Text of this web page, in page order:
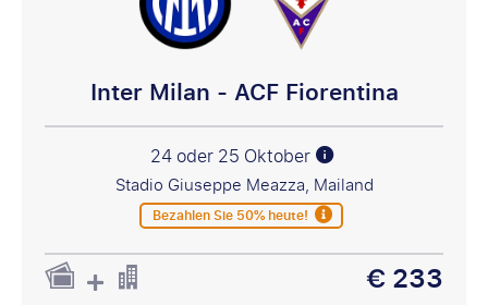
Inter Milan - ACF Fiorentina
24 oder 25 Oktober
Stadio Giuseppe Meazza, Mailand
Bezahlen Sie 50% heute!
€ 233